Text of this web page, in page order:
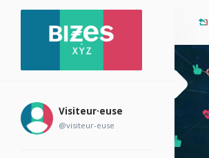
Visiteur·euse
@visiteur-euse